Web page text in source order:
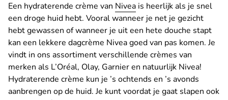
Een hydraterende crème van Nivea is heerlijk als je snel
een droge huid hebt. Vooral wanneer je net je gezicht
hebt gewassen of wanneer je uit een hete douche stapt
kan een lekkere dagcrème Nivea goed van pas komen. Je
vindt in ons assortiment verschillende crèmes van
merken als L’Oréal, Olay, Garnier en natuurlijk Nivea!
Hydraterende crème kun je ’s ochtends en ’s avonds
aanbrengen op de huid. Je kunt voordat je gaat slapen ook